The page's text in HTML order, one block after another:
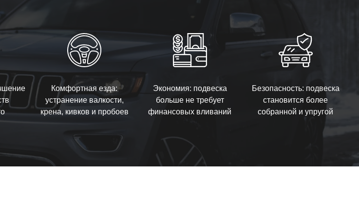
Комфортная езда:
устранение валкости,
крена, кивков и пробоев
Экономия: подвеска
больше не требует
финансовых вливаний
Безопасность: подвеска
становится более
собранной и упругой